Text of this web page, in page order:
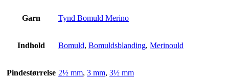
Garn Tynd Bomuld Merino
Indhold Bomuld, Bomuldsblanding, Merinould
Pindestørrelse 2½ mm, 3 mm, 3½ mm